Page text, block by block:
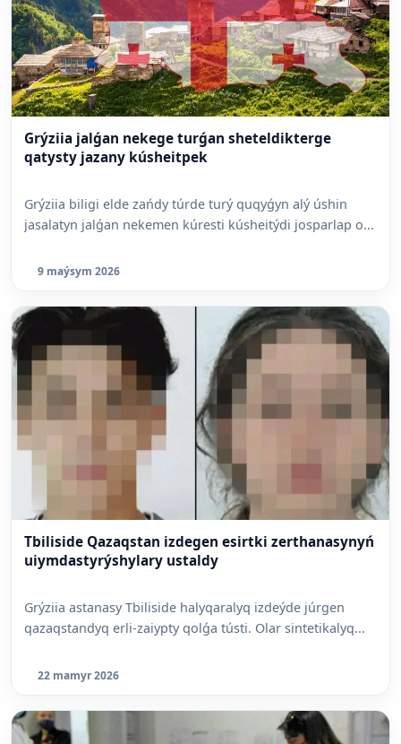
Grýziia jalǵan nekege turǵan sheteldikterge
qatysty jazany kúsheitpek
Grýziia biligi elde zańdy túrde turý quqyǵyn alý úshin
jasalatyn jalǵan nekemen kúresti kúsheitýdi josparlap o...
9 maýsym 2026
Tbiliside Qazaqstan izdegen esirtki zerthanasynyń
uiymdastyrýshylary ustaldy
Grýziia astanasy Tbiliside halyqaralyq izdeýde júrgen
qazaqstandyq erli-zaiypty qolǵa tústi. Olar sintetikalyq...
22 mamyr 2026